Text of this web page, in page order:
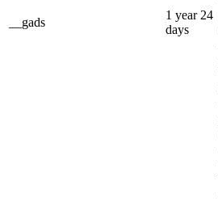
__gads
1 year 24
days